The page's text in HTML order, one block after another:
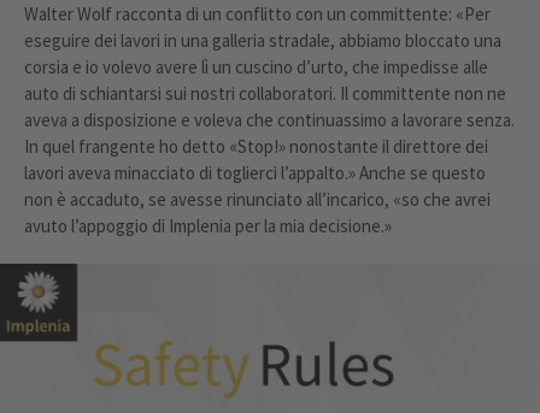
Walter Wolf racconta di un conflitto con un committente: «Per
eseguire dei lavori in una galleria stradale, abbiamo bloccato una
corsia e io volevo avere lì un cuscino d’urto, che impedisse alle
auto di schiantarsi sui nostri collaboratori. Il committente non ne
aveva a disposizione e voleva che continuassimo a lavorare senza.
In quel frangente ho detto «Stop!» nonostante il direttore dei
lavori aveva minacciato di toglierci l’appalto.» Anche se questo
non è accaduto, se avesse rinunciato all’incarico, «so che avrei
avuto l’appoggio di Implenia per la mia decisione.»